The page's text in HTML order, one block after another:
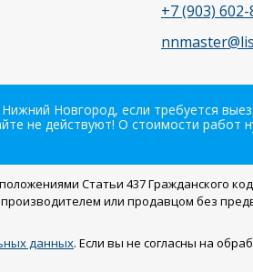
+7 (903)
Новгород, если требуется
не действуют! О стоимости работ
Статьи 437 Гражданского
или продавцом без
данных. Если вы не согласны на